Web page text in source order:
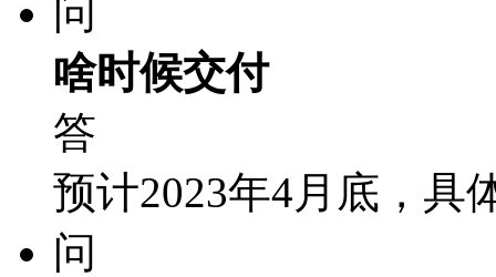
问
啥时候交付
答
预计2023年4月底，具
问